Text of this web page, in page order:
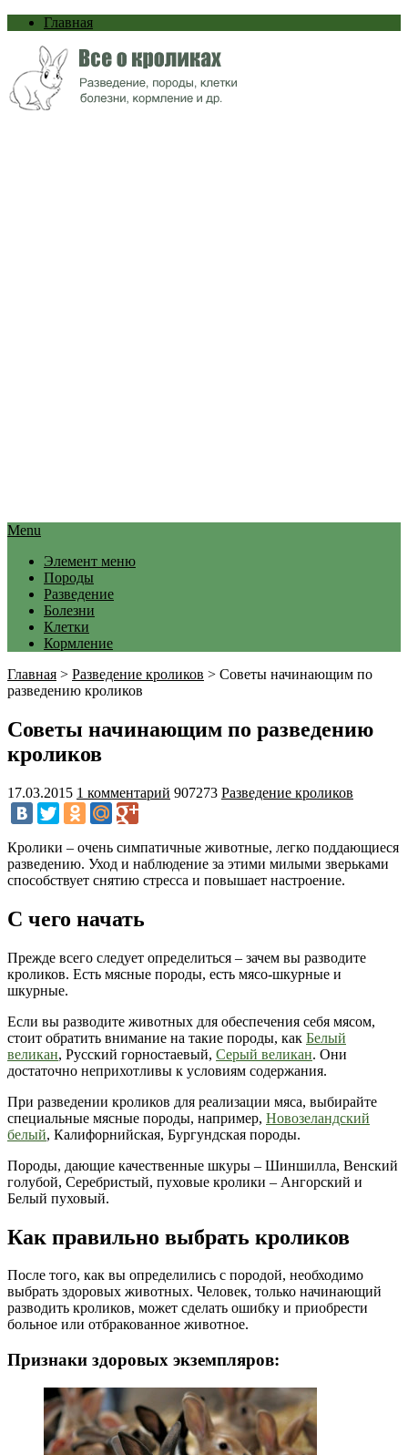
Главная
Menu
Элемент меню
Породы
Разведение
Болезни
Клетки
Кормление
Главная > Разведение кроликов > Советы начинающим по
разведению кроликов
Советы начинающим по разведению
кроликов
17.03.2015 1 комментарий 907273 Разведение кроликов
Кролики – очень симпатичные животные, легко поддающиеся
разведению. Уход и наблюдение за этими милыми зверьками
способствует снятию стресса и повышает настроение.
С чего начать
Прежде всего следует определиться – зачем вы разводите
кроликов. Есть мясные породы, есть мясо-шкурные и
шкурные.
Если вы разводите животных для обеспечения себя мясом,
стоит обратить внимание на такие породы, как Белый
великан, Русский горностаевый, Серый великан. Они
достаточно неприхотливы к условиям содержания.
При разведении кроликов для реализации мяса, выбирайте
специальные мясные породы, например, Новозеландский
белый, Калифорнийская, Бургундская породы.
Породы, дающие качественные шкуры – Шиншилла, Венский
голубой, Серебристый, пуховые кролики – Ангорский и
Белый пуховый.
Как правильно выбрать кроликов
После того, как вы определились с породой, необходимо
выбрать здоровых животных. Человек, только начинающий
разводить кроликов, может сделать ошибку и приобрести
больное или отбракованное животное.
Признаки здоровых экземпляров: